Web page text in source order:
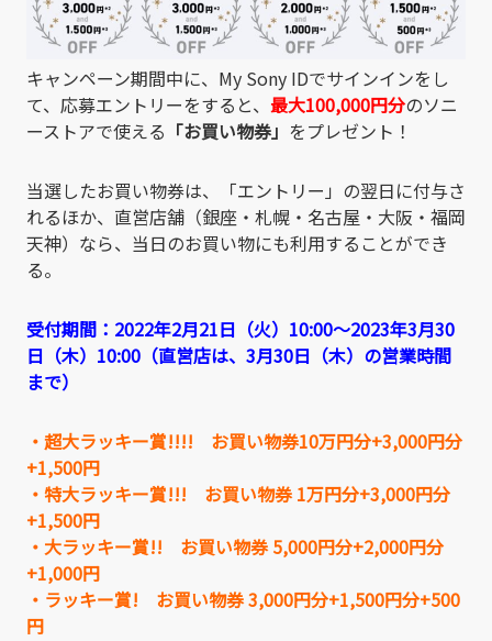
キャンペーン期間中に、My Sony IDでサインインをし
て、応募エントリーをすると、 最大100,000円分のソニ
ーストアで使える 「お買い物券」 をプレゼント！
当選したお買い物券は、「エントリー」の翌日に付与さ
れるほか、直営店舗（銀座・札幌・名古屋・大阪・福岡
天神）なら、当日のお買い物にも利用することができ
る。
受付期間：2022年2月21日（火）10:00～2023年3月30
日（木）10:00（直営店は、3月30日（木）の営業時間
まで）
・超大ラッキー賞!!!! お買い物券10万円分+3,000円分
+1,500円
・特大ラッキー賞!!! お買い物券 1万円分+3,000円分
+1,500円
・大ラッキー賞!! お買い物券 5,000円分+2,000円分
+1,000円
・ラッキー賞! お買い物券 3,000円分+1,500円分+500
円